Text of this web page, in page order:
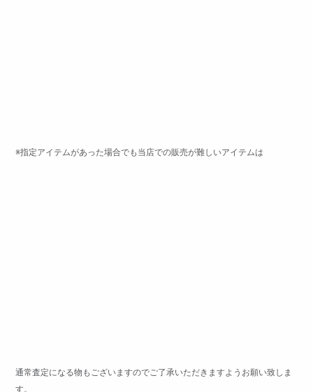
※指定アイテムがあった場合でも当店での販売が難しいアイテムは
通常査定になる物もございますのでご了承いただきますようお願い致しま
す。